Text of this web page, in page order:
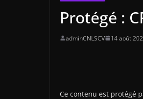
Protégé :
adminCNLSCV 14 août
Ce contenu est protégé